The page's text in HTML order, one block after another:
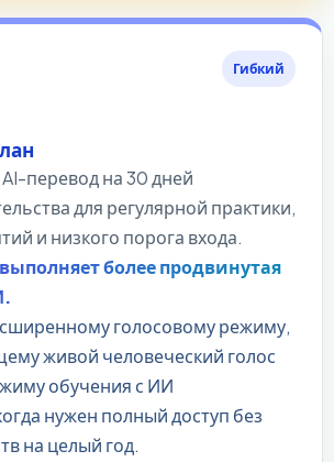
Гибкий
перевод на 30 дней
для регулярной практики,
и низкого порога входа.
более продвинутая
голосовому режиму,
живой человеческий голос
обучения с ИИ
нужен полный доступ без
на целый год.